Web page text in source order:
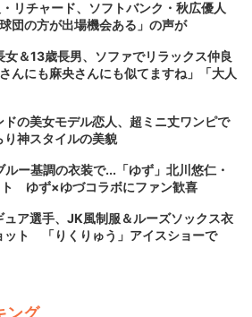
リチャード、ソフトバンク・秋広優人
団の方が出場機会ある」の声が
＆13歳長男、ソファでリラックス仲良
んにも麻央さんにも似てますね」「大人
の美女モデル恋人、超ミニ丈ワンピで
神スタイルの美貌
ー基調の衣装で...「ゆず」北川悠仁・
ゆず×ゆづコラボにファン歓喜
ュア選手、JK風制服＆ルーズソックス衣
ット 「りくりゅう」アイスショーで
ング